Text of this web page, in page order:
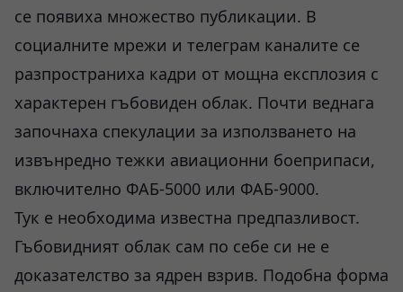
се появиха множество публикации. В
социалните мрежи и телеграм каналите се
разпространиха кадри от мощна експлозия с
характерен гъбовиден облак. Почти веднага
започнаха спекулации за използването на
извънредно тежки авиационни боеприпаси,
включително ФАБ-5000 или ФАБ-9000.
Тук е необходима известна предпазливост.
Гъбовидният облак сам по себе си не е
доказателство за ядрен взрив. Подобна форма